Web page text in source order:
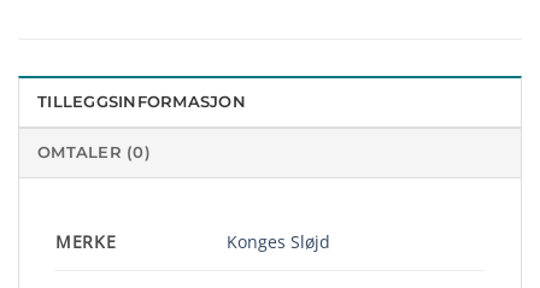
TILLEGGSINFORMASJON
OMTALER (0)
MERKE Konges Sløjd